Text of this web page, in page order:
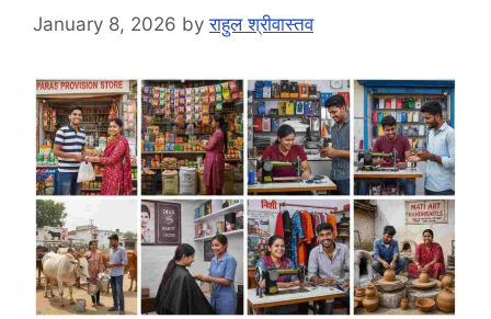
January 8, 2026 byराहुल श्रीवास्तव